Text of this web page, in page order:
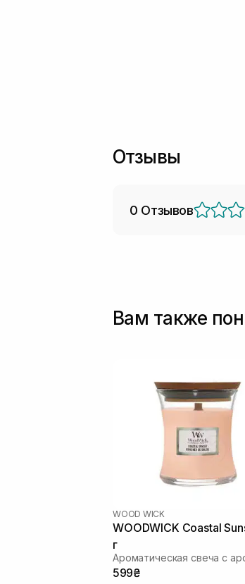
Отзывы
0 Отзывов
Вам также
WOOD WICK
WOODWICK Coastal
г
599₴